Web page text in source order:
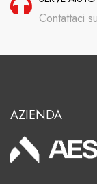
Contattaci
AZIENDA